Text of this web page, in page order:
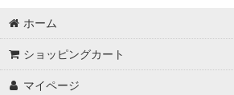
ホーム
ショッピングカート
マイページ